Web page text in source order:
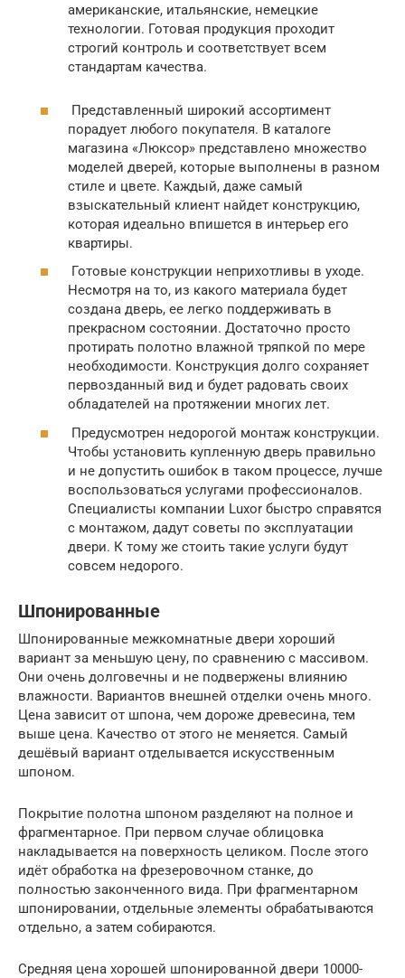
американские, итальянские, немецкие
технологии. Готовая продукция проходит
строгий контроль и соответствует всем
стандартам качества.
Представленный широкий ассортимент
порадует любого покупателя. В каталоге
магазина «Люксор» представлено множество
моделей дверей, которые выполнены в разном
стиле и цвете. Каждый, даже самый
взыскательный клиент найдет конструкцию,
которая идеально впишется в интерьер его
квартиры.
Готовые конструкции неприхотливы в уходе.
Несмотря на то, из какого материала будет
создана дверь, ее легко поддерживать в
прекрасном состоянии. Достаточно просто
протирать полотно влажной тряпкой по мере
необходимости. Конструкция долго сохраняет
первозданный вид и будет радовать своих
обладателей на протяжении многих лет.
Предусмотрен недорогой монтаж конструкции.
Чтобы установить купленную дверь правильно
и не допустить ошибок в таком процессе, лучше
воспользоваться услугами профессионалов.
Специалисты компании Luxor быстро справятся
с монтажом, дадут советы по эксплуатации
двери. К тому же стоить такие услуги будут
совсем недорого.
Шпонированные
Шпонированные межкомнатные двери хороший
вариант за меньшую цену, по сравнению с массивом.
Они очень долговечны и не подвержены влиянию
влажности. Вариантов внешней отделки очень много.
Цена зависит от шпона, чем дороже древесина, тем
выше цена. Качество от этого не меняется. Самый
дешёвый вариант отделывается искусственным
шпоном.
Покрытие полотна шпоном разделяют на полное и
фрагментарное. При первом случае облицовка
накладывается на поверхность целиком. После этого
идёт обработка на фрезеровочном станке, до
полностью законченного вида. При фрагментарном
шпонировании, отдельные элементы обрабатываются
отдельно, а затем собираются.
Средняя цена хорошей шпонированной двери 10000-